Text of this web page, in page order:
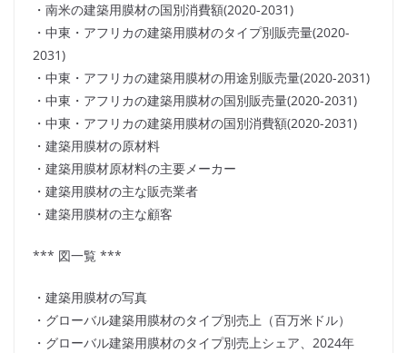
・南米の建築用膜材の国別消費額(2020-2031)
・中東・アフリカの建築用膜材のタイプ別販売量(2020-
2031)
・中東・アフリカの建築用膜材の用途別販売量(2020-2031)
・中東・アフリカの建築用膜材の国別販売量(2020-2031)
・中東・アフリカの建築用膜材の国別消費額(2020-2031)
・建築用膜材の原材料
・建築用膜材原材料の主要メーカー
・建築用膜材の主な販売業者
・建築用膜材の主な顧客
*** 図一覧 ***
・建築用膜材の写真
・グローバル建築用膜材のタイプ別売上（百万米ドル）
・グローバル建築用膜材のタイプ別売上シェア、2024年